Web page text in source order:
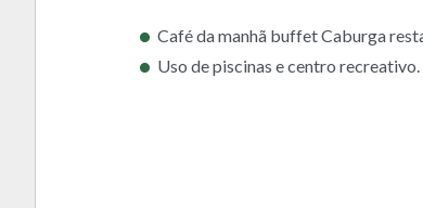
Café da manhã buffet Caburga
Uso de piscinas e centro recreativo.